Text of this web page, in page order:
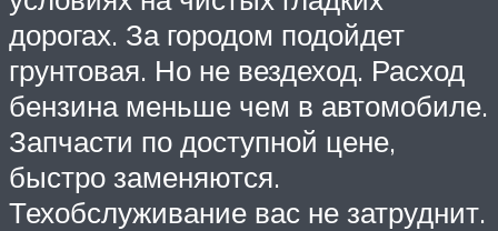
дорогах. За городом подойдет
грунтовая. Но не вездеход. Расход
бензина меньше чем в автомобиле.
Запчасти по доступной цене,
быстро заменяются.
Техобслуживание вас не затруднит.